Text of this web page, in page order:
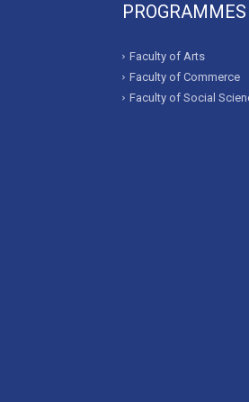
PROGRAMMES
Faculty of Arts
Faculty of Commerce
Faculty of Social